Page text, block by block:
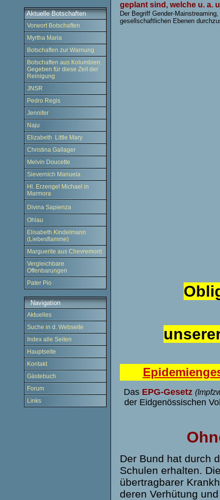
Aktuelle Botschaften
Vorwort Botschaften
Myrtha Maria
Botschaften zur Warnung
Botschaften aus Kolumbien.
Gegeben für diese Zeit der
Reinigung
JNSR
Pedro Regis
Jennifer
Naju
Elizabeth Little Mary
Christina Gallager
Melvin Doucette
Sievernich Manuela
Hl. Erzengel Michael in
Marmora
Divina Sapienza
Ohlau
Elisabeth Kindelmann
(Liebesflamme)
Marguerite aus Chevremont
Vergleichbare
Offenbarungen
Pater Pio
Navigation
Aktuelles
Suche in d. Webseite
Index alle Seiten
Hauptseite
Kontakt
Gästebuch
Forum
Links
geplant sind, welche u. a.
Der Begriff Gender-
gesellschaftlichen Ebenen
Das EPG-Gesetz
der Eidgenössischen
Der Bund hat durch
Schulen erhalten.
übertragbarer
deren Verhütung